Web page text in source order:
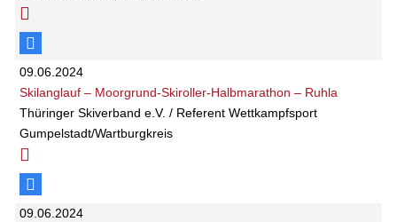
09.06.2024
Skilanglauf – Moorgrund-Skiroller-Halbmarathon – Ruhla
Thüringer Skiverband e.V. / Referent Wettkampfsport
Gumpelstadt/Wartburgkreis
09.06.2024